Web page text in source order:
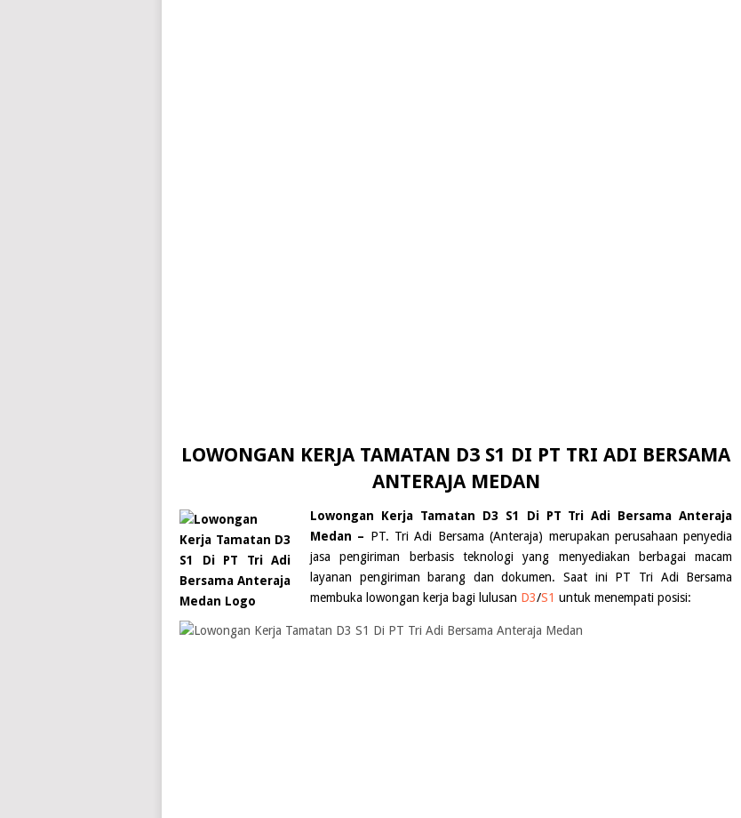
LOWONGAN KERJA TAMATAN D3 S1 DI PT TRI ADI BERSAMA
ANTERAJA MEDAN
Lowongan Kerja Tamatan D3 S1 Di PT Tri Adi Bersama Anteraja
Medan – PT. Tri Adi Bersama (Anteraja) merupakan perusahaan penyedia
jasa pengiriman berbasis teknologi yang menyediakan berbagai macam
layanan pengiriman barang dan dokumen. Saat ini PT Tri Adi Bersama
membuka lowongan kerja bagi lulusan D3/S1 untuk menempati posisi: